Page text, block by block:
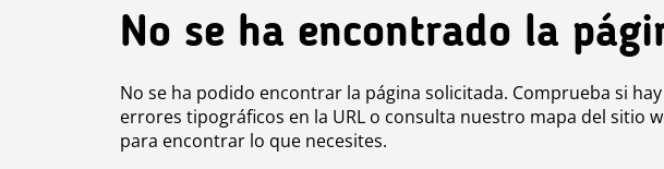
No se ha encontrado la
No se ha podido encontrar la página solicitada. Comprueba si hay
errores tipográficos en la URL o consulta nuestro mapa del sitio
para encontrar lo que necesites.